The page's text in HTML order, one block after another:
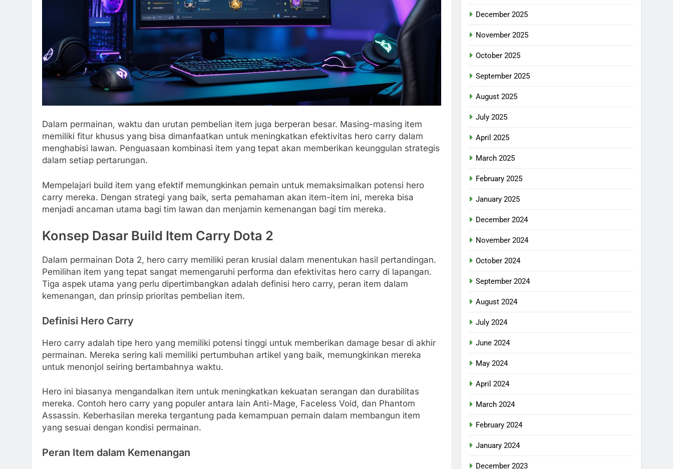
Dalam permainan, waktu dan urutan pembelian item juga berperan besar. Masing-masing item
memiliki fitur khusus yang bisa dimanfaatkan untuk meningkatkan efektivitas hero carry dalam
menghabisi lawan. Penguasaan kombinasi item yang tepat akan memberikan keunggulan strategis
dalam setiap pertarungan.
Mempelajari build item yang efektif memungkinkan pemain untuk memaksimalkan potensi hero
carry mereka. Dengan strategi yang baik, serta pemahaman akan item-item ini, mereka bisa
menjadi ancaman utama bagi tim lawan dan menjamin kemenangan bagi tim mereka.
Konsep Dasar Build Item Carry Dota 2
Dalam permainan Dota 2, hero carry memiliki peran krusial dalam menentukan hasil pertandingan.
Pemilihan item yang tepat sangat memengaruhi performa dan efektivitas hero carry di lapangan.
Tiga aspek utama yang perlu dipertimbangkan adalah definisi hero carry, peran item dalam
kemenangan, dan prinsip prioritas pembelian item.
Definisi Hero Carry
Hero carry adalah tipe hero yang memiliki potensi tinggi untuk memberikan damage besar di akhir
permainan. Mereka sering kali memiliki pertumbuhan artikel yang baik, memungkinkan mereka
untuk menonjol seiring bertambahnya waktu.
Hero ini biasanya mengandalkan item untuk meningkatkan kekuatan serangan dan durabilitas
mereka. Contoh hero carry yang populer antara lain Anti-Mage, Faceless Void, dan Phantom
Assassin. Keberhasilan mereka tergantung pada kemampuan pemain dalam membangun item
yang sesuai dengan kondisi permainan.
Peran Item dalam Kemenangan
December 2025
November 2025
October 2025
September 2025
August 2025
July 2025
April 2025
March 2025
February 2025
January 2025
December 2024
November 2024
October 2024
September 2024
August 2024
July 2024
June 2024
May 2024
April 2024
March 2024
February 2024
January 2024
December 2023